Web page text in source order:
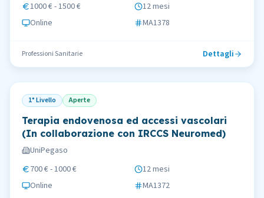
1000 € - 1500 €
12 mesi
Online
MA1378
Professioni Sanitarie Dettagli
1° Livello Aperte
Terapia endovenosa ed accessi vascolari
(In collaborazione con IRCCS Neuromed)
UniPegaso
700 € - 1000 €
12 mesi
Online
MA1372